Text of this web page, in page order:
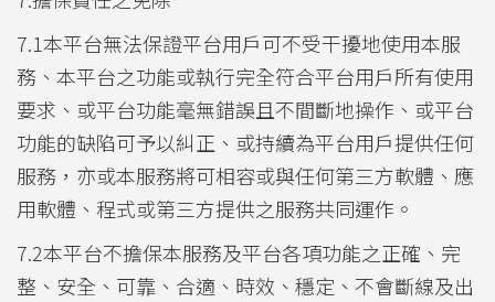
7.1本平台無法保證平台用戶可不受干擾地使用本服
務、本平台之功能或執行完全符合平台用戶所有使用
要求、或平台功能毫無錯誤且不間斷地操作、或平台
功能的缺陷可予以糾正、或持續為平台用戶提供任何
服務，亦或本服務將可相容或與任何第三方軟體、應
用軟體、程式或第三方提供之服務共同運作。
7.2本平台不擔保本服務及平台各項功能之正確、完
整、安全、可靠、合適、時效、穩定、不會斷線及出